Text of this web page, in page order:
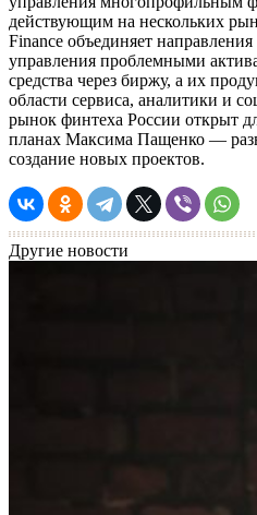
действующим на нескольких
Finance объединяет
управления проблемными
средства через биржу, а их
области сервиса, аналитики и
рынок финтеха России открыт
планах Максима Пащенко —
создание новых проектов.
Другие новости